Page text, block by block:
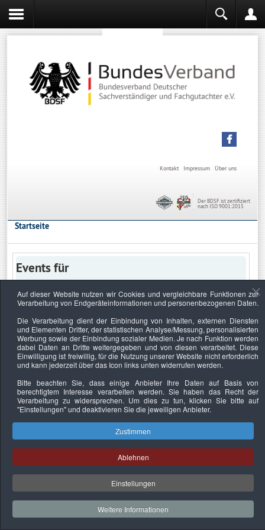
Über uns
Impressum
Kontakt
Der BDSF ist zertifiziert
nach ISO 9001:2015
Startseite
Events für
Keine Termine
Datenschutzerklärung Urheberrechtsnachweise Nachhaltigkeit
Copyright © 2026. Bundesverband Deutscher
Sachverständiger und Fachgutachter e.V..
Auf dieser Website nutzen wir Cookies und vergleichbare Funktionen zur
Verarbeitung von Endgeräteinformationen und personenbezogenen Daten.
Die Verarbeitung dient der Einbindung von Inhalten, externen Diensten
und Elementen Dritter, der statistischen Analyse/Messung, personalisierten
Werbung sowie der Einbindung sozialer Medien. Je nach Funktion werden
dabei Daten an Dritte weitergegeben und von diesen verarbeitet. Diese
Einwilligung ist freiwillig, für die Nutzung unserer Website nicht erforderlich
und kann jederzeit über das Icon links unten widerrufen werden.
Bitte beachten Sie, dass einige Anbieter Ihre Daten auf Basis von
berechtigtem Interesse verarbeiten werden. Sie haben das Recht der
Verarbeitung zu widersprechen. Um dies zu tun, klicken Sie bitte auf
"Einstellungen"und deaktivieren Sie die jeweiligen Anbieter.
Zustimmen
Ablehnen
Einstellungen
Weitere Informationen